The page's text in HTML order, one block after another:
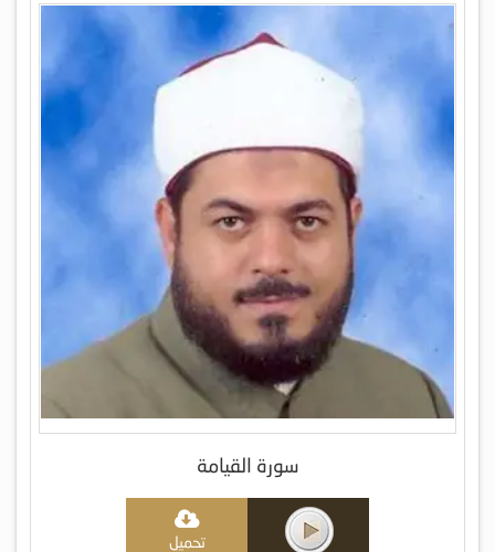
سورة القيامة
تحميل